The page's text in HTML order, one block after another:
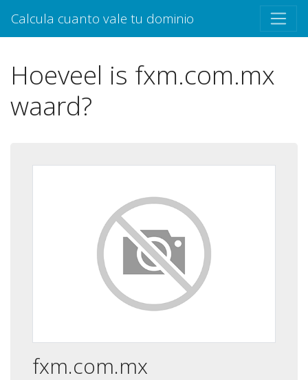
Calcula cuanto vale tu dominio
Hoeveel is fxm.com.mx
waard?
fxm.com.mx